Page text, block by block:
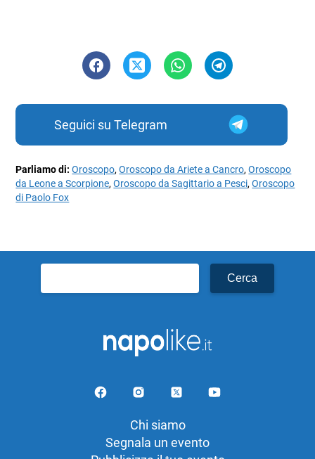
Seguici su Telegram
Parliamo di:Oroscopo,Oroscopo da Ariete a Cancro,Oroscopo
da Leone a Scorpione,Oroscopo da Sagittario a Pesci,Oroscopo
di Paolo Fox
per:
Chi siamo
Segnala un evento